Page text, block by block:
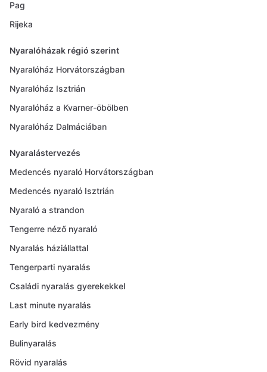
Pag
Rijeka
Nyaralóházak régió szerint
Nyaralóház Horvátországban
Nyaralóház Isztrián
Nyaralóház a Kvarner-öbölben
Nyaralóház Dalmáciában
Nyaralástervezés
Medencés nyaraló Horvátországban
Medencés nyaraló Isztrián
Nyaraló a strandon
Tengerre néző nyaraló
Nyaralás háziállattal
Tengerparti nyaralás
Családi nyaralás gyerekekkel
Last minute nyaralás
Early bird kedvezmény
Bulinyaralás
Rövid nyaralás